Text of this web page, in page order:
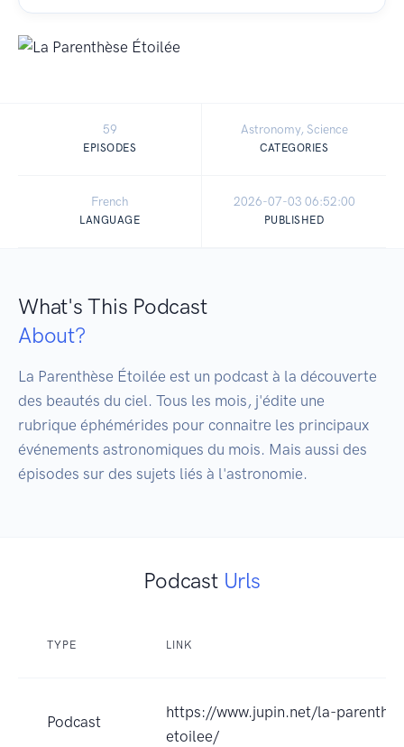
59
EPISODES
Astronomy, Science
CATEGORIES
French
LANGUAGE
2026-07-03 06:52:00
PUBLISHED
What's This Podcast
About?
La Parenthèse Étoilée est un podcast à la découverte
des beautés du ciel. Tous les mois, j'édite une
rubrique éphémérides pour connaitre les principaux
événements astronomiques du mois. Mais aussi des
épisodes sur des sujets liés à l'astronomie.
Podcast Urls
TYPE LINK
Podcast
https://www.jupin.net/la-
etoilee/